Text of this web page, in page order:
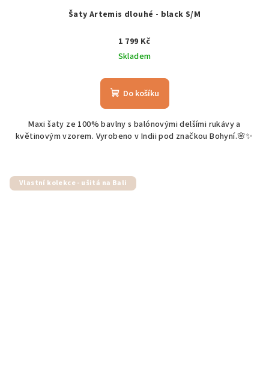
Šaty Artemis dlouhé - black S/M
1 799 Kč
Skladem
Do košíku
Maxi šaty ze 100% bavlny s balónovými delšími rukávy a
květinovým vzorem. Vyrobeno v Indii pod značkou Bohyní.🌸✨
Vlastní kolekce - ušitá na Bali